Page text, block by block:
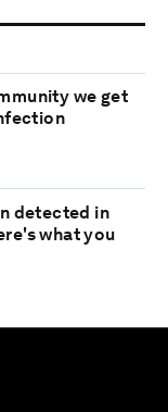
we get
detected in
what you